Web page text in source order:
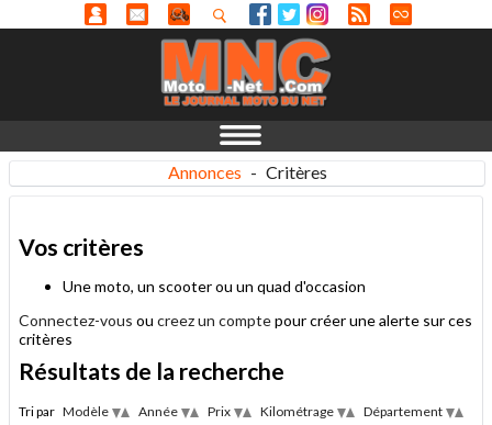
Annonces - Critères
Vos critères
Une moto, un scooter ou un quad d'occasion
Connectez-vous ou creez un comptepour créer une alerte sur ces
critères
Résultats de la recherche
Tri par Modèle AscDesc
Année AscDesc
Prix AscDesc
Kilométrage AscDesc
Département Asc